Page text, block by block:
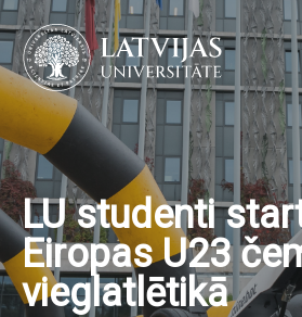
LU studenti
Eiropas U23
vieglatlētikā